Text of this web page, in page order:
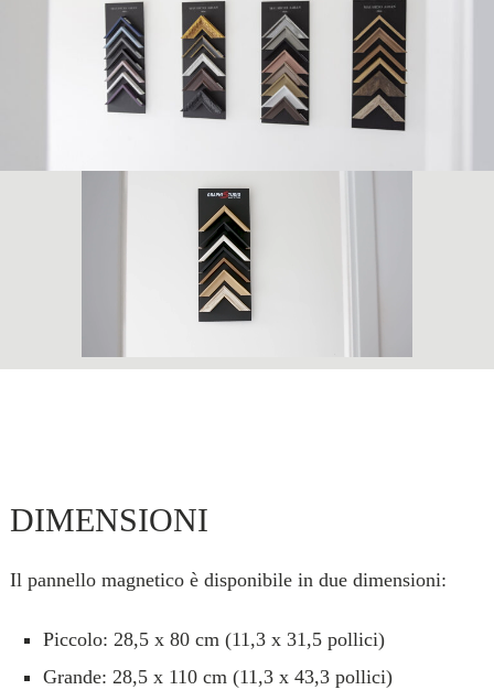
DIMENSIONI
Il pannello magnetico è disponibile in due dimensioni:
Piccolo: 28,5 x 80 cm (11,3 x 31,5 pollici)
Grande: 28,5 x 110 cm (11,3 x 43,3 pollici)